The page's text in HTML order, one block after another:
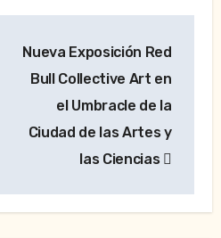
Nueva Exposición Red
Bull Collective Art‏ en
el Umbracle de la
Ciudad de las Artes y
las Ciencias